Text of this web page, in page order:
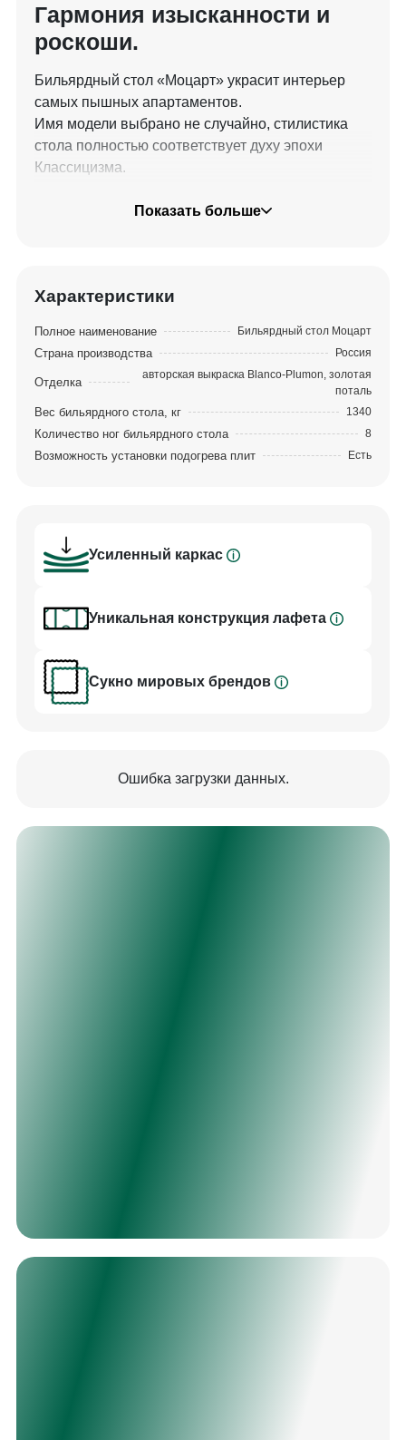
Гармония изысканности и
роскоши.
Бильярдный стол «Моцарт» украсит интерьер
самых пышных апартаментов.
Имя модели выбрано не случайно, стилистика
стола полностью соответствует духу эпохи
Классицизма.
Стол эксклюзивного уровня выполнен из граба,
стола не только во внешнем оформлении.
«Моцарт» сконструирован на основе экспертных
знаний и мощной производственной базы
Фабрики «Старт», именно поэтому все игровые
характеристики стола соответствуют
высочайшему уровню. Шульцевское крепление
ног гарантирует максимальную устойчивость
конструкции. Профессиональные амортизаторы
эксплуатационными характеристиками бренда
Manchester.
Показать больше
Характеристики
Полное наименование Бильярдный стол Моцарт
Страна производства Россия
Отделка
авторская выкраска Blanco-Plumon, золотая
поталь
Вес бильярдного стола, кг 1340
Количество ног бильярдного стола 8
Возможность установки подогрева плит Есть
Усиленный каркас
Уникальная конструкция лафета
Сукно мировых брендов
Ошибка загрузки данных.